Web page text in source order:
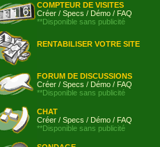
COMPTEUR DE VISITES
Créer / Specs / Démo / FAQ
**Disponible sans publicité
RENTABILISER VOTRE SITE
FORUM DE DISCUSSIONS
Créer / Specs / Démo / FAQ
**Disponible sans publicité
CHAT
Créer / Specs / Démo / FAQ
**Disponible sans publicité